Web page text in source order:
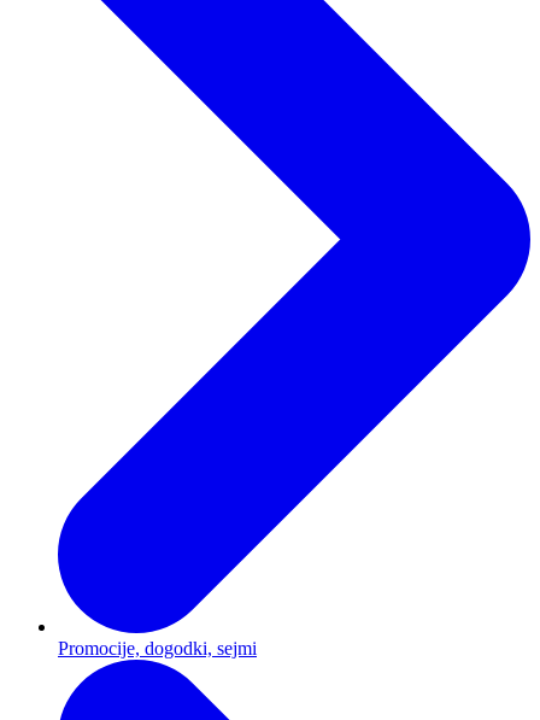
Promocije, dogodki, sejmi